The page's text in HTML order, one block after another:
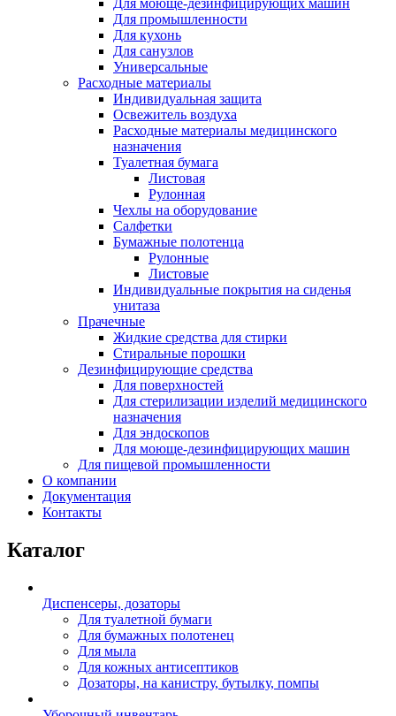
Для моюще-дезинфицирующих машин
Для промышленности
Для кухонь
Для санузлов
Универсальные
Расходные материалы
Индивидуальная защита
Освежитель воздуха
Расходные материалы медицинского
назначения
Туалетная бумага
Листовая
Рулонная
Чехлы на оборудование
Салфетки
Бумажные полотенца
Рулонные
Листовые
Индивидуальные покрытия на сиденья
унитаза
Прачечные
Жидкие средства для стирки
Стиральные порошки
Дезинфицирующие средства
Для поверхностей
Для стерилизации изделий медицинского
назначения
Для эндоскопов
Для моюще-дезинфицирующих машин
Для пищевой промышленности
О компании
Документация
Контакты
Каталог
Диспенсеры, дозаторы
Для туалетной бумаги
Для бумажных полотенец
Для мыла
Для кожных антисептиков
Дозаторы, на канистру, бутылку, помпы